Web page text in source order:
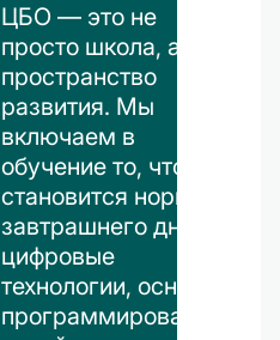
ЦБО — это не
просто школа, а
пространство
развития. Мы
включаем в
обучение то, что
становится нормой
завтрашнего дня:
цифровые
технологии, основы
программирования,